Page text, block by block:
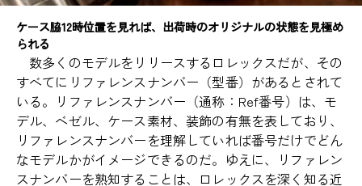
ケース脇12時位置を見れば、出荷時のオリジナルの状態を見極め
られる
数多くのモデルをリリースするロレックスだが、その
すべてにリファレンスナンバー（型番）があるとされて
いる。リファレンスナンバー（通称：Ref番号）は、モ
デル、ベゼル、ケース素材、装飾の有無を表しており、
リファレンスナンバーを理解していれば番号だけでどん
なモデルかがイメージできるのだ。ゆえに、リファレン
スナンバーを熟知することは、ロレックスを深く知る近